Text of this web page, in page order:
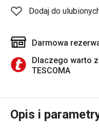
Dodaj do
Darmowa
Dlaczego warto
TESCOMA
Opis i